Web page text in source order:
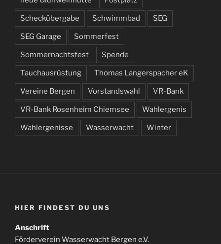
Scheckübergabe Schwimmbad SEG
SEG Garage Sommerfest
Sommernachtsfest Spende
Tauchausrüstung Thomas Langerspacher eK
Vereine Bergen Vorstandswahl VR-Bank
VR-Bank Rosenheim Chiemsee Wahlergenis
Wahlergenisse Wasserwacht Winter
HIER FINDEST DU UNS
Anschrift
Förderverein Wasserwacht Bergen e.V.